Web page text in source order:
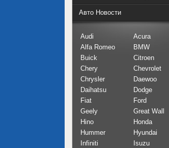
Авто Новости
Audi
Acura
Alfa Romeo
BMW
Buick
Citroen
Chery
Chevrolet
Chrysler
Daewoo
Daihatsu
Dodge
Fiat
Ford
Geely
Great Wall
Hino
Honda
Hummer
Hyundai
Infiniti
Isuzu